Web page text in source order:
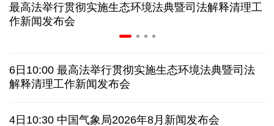
7月份中国仓储指数保持扩张 行业运行韧性较强
俄黑客称获取北约直接参与袭击俄领土证据
全球媒体聚焦︱外媒：美国劳动力市场正在走弱
最高法举行贯彻实施生态环境法典暨司法解释清理工
作新闻发布会
6日10:00 最高法举行贯彻实施生态环境法典暨司法
解释清理工作新闻发布会
4日10:30 中国气象局2026年8月新闻发布会